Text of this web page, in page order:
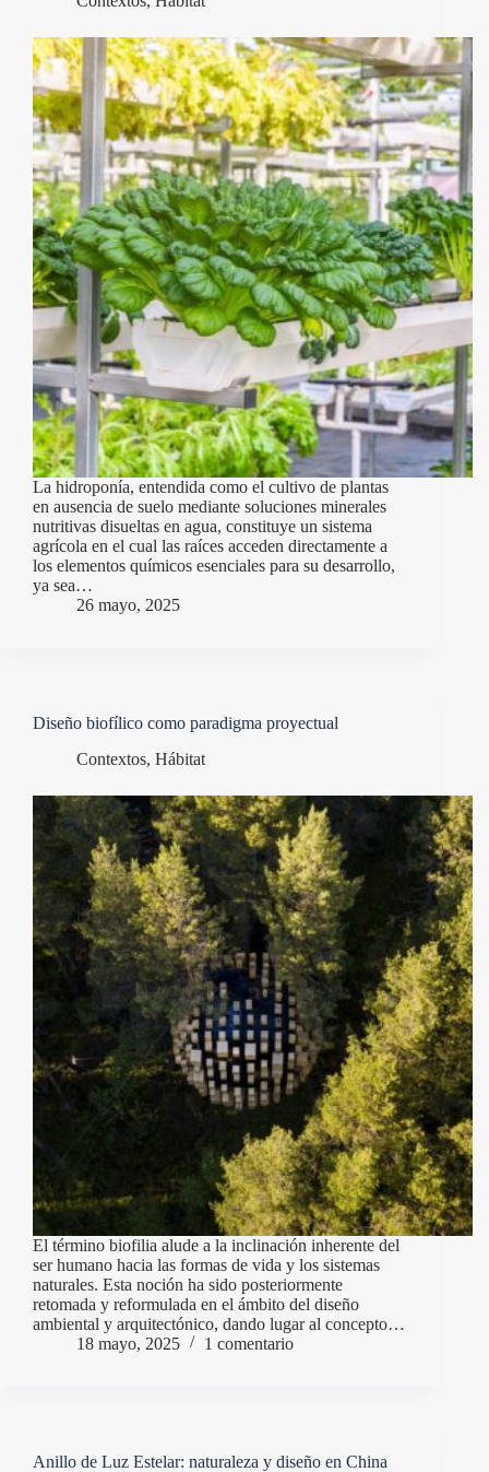
La hidroponía, entendida como el cultivo de plantas
en ausencia de suelo mediante soluciones minerales
nutritivas disueltas en agua, constituye un sistema
agrícola en el cual las raíces acceden directamente a
los elementos químicos esenciales para su desarrollo,
ya sea…
26 mayo, 2025
Diseño biofílico como paradigma proyectual
Contextos, Hábitat
El término biofilia alude a la inclinación inherente del
ser humano hacia las formas de vida y los sistemas
naturales. Esta noción ha sido posteriormente
retomada y reformulada en el ámbito del diseño
ambiental y arquitectónico, dando lugar al concepto…
18 mayo, 2025
1 comentario
Anillo de Luz Estelar: naturaleza y diseño en China